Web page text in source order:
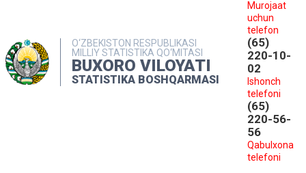
O‘ZBEKISTON RESPUBLIKASI
MILLIY STATISTIKA QO‘MITASI
BUXORO VILOYATI
STATISTIKA BOSHQARMASI
Murojaat
uchun
telefon
(65)
220-10-
02
Ishonch
telefoni
(65)
220-56-
56
Qabulxona
telefoni
MATBUOT XIZMATI
MUROJAATLAR